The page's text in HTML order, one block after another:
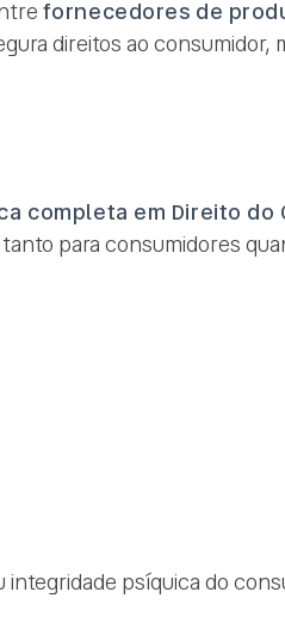
fornecedores de
direitos ao consumidor,
completa em Direito do
para consumidores
psíquica do